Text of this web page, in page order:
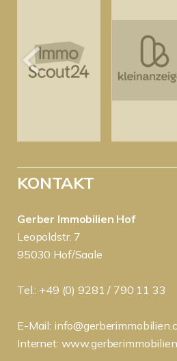
KONTAKT
Gerber Immobilien Hof
Leopoldstr. 7
95030 Hof/Saale
Tel.: +49 (0) 9281 / 790 11 33
E-Mail:
Internet: